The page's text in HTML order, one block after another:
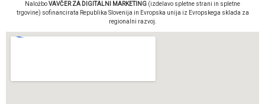
NaložboVAVČER ZA DIGITALNI MARKETING (izdelavo spletne strani in spletne
trgovine) sofinancirata Republika Slovenija in Evropska unija iz Evropskega sklada za
regionalni razvoj.